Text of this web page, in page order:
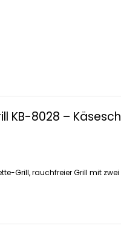
KB-8028 –
Grill, rauchfreier Grill mit